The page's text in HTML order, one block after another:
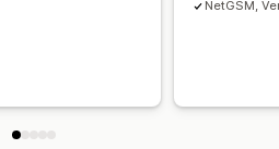
NetGSM,